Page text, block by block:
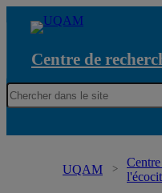
Centre de
UQAM